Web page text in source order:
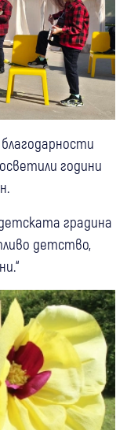
години
градина
детство,